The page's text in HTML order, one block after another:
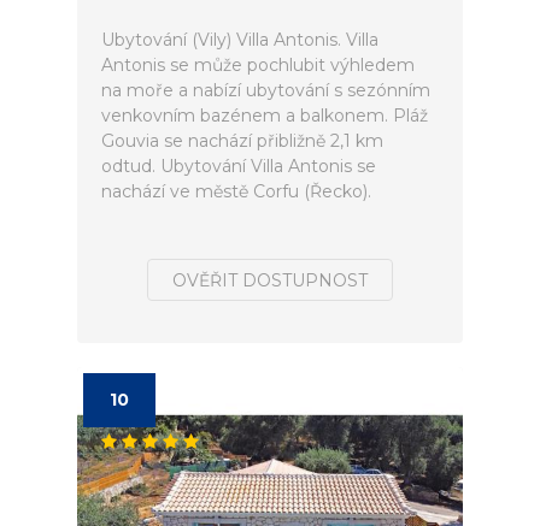
Ubytování (Vily) Villa Antonis. Villa
Antonis se může pochlubit výhledem
na moře a nabízí ubytování s sezónním
venkovním bazénem a balkonem. Pláž
Gouvia se nachází přibližně 2,1 km
odtud. Ubytování Villa Antonis se
nachází ve městě Corfu (Řecko).
OVĚŘIT DOSTUPNOST
10